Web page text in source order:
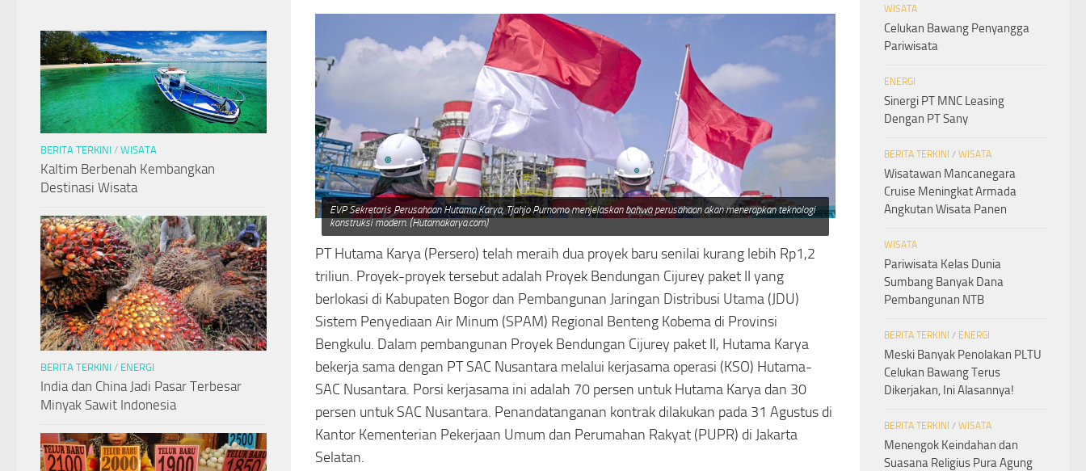
EVP Sekretaris Perusahaan Hutama Karya, Tjahjo Purnomo menjelaskan bahwa perusahaan akan menerapkan teknologi
konstruksi modern. (Hutamakarya.com)
PT Hutama Karya (Persero) telah meraih dua proyek baru senilai kurang lebih Rp1,2
triliun. Proyek-proyek tersebut adalah Proyek Bendungan Cijurey paket II yang
berlokasi di Kabupaten Bogor dan Pembangunan Jaringan Distribusi Utama (JDU)
Sistem Penyediaan Air Minum (SPAM) Regional Benteng Kobema di Provinsi
Bengkulu. Dalam pembangunan Proyek Bendungan Cijurey paket II, Hutama Karya
bekerja sama dengan PT SAC Nusantara melalui kerjasama operasi (KSO) Hutama-
SAC Nusantara. Porsi kerjasama ini adalah 70 persen untuk Hutama Karya dan 30
persen untuk SAC Nusantara. Penandatanganan kontrak dilakukan pada 31 Agustus di
Kantor Kementerian Pekerjaan Umum dan Perumahan Rakyat (PUPR) di Jakarta
Selatan.
BERITA TERKINI / WISATA
Kaltim Berbenah Kembangkan
Destinasi Wisata
BERITA TERKINI / ENERGI
India dan China Jadi Pasar Terbesar
Minyak Sawit Indonesia
WISATA
Celukan Bawang Penyangga
Pariwisata
ENERGI
Sinergi PT MNC Leasing
Dengan PT Sany
BERITA TERKINI / WISATA
Wisatawan Mancanegara
Cruise Meningkat Armada
Angkutan Wisata Panen
WISATA
Pariwisata Kelas Dunia
Sumbang Banyak Dana
Pembangunan NTB
BERITA TERKINI / ENERGI
Meski Banyak Penolakan PLTU
Celukan Bawang Terus
Dikerjakan, Ini Alasannya!
BERITA TERKINI / WISATA
Menengok Keindahan dan
Suasana Religius Pura Agung